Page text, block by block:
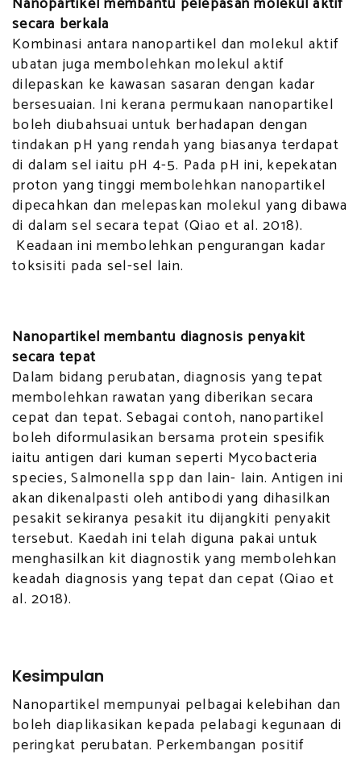
secara berkala
Kombinasi antara nanopartikel dan molekul aktif
ubatan juga membolehkan molekul aktif
dilepaskan ke kawasan sasaran dengan kadar
bersesuaian. Ini kerana permukaan nanopartikel
boleh diubahsuai untuk berhadapan dengan
tindakan pH yang rendah yang biasanya terdapat
di dalam sel iaitu pH 4-5. Pada pH ini, kepekatan
proton yang tinggi membolehkan nanopartikel
dipecahkan dan melepaskan molekul yang dibawa
di dalam sel secara tepat (Qiao et al. 2018).
Keadaan ini membolehkan pengurangan kadar
toksisiti pada sel-sel lain.
Nanopartikel membantu diagnosis penyakit
secara tepat
Dalam bidang perubatan, diagnosis yang tepat
membolehkan rawatan yang diberikan secara
cepat dan tepat. Sebagai contoh, nanopartikel
boleh diformulasikan bersama protein spesifik
iaitu antigen dari kuman seperti Mycobacteria
species, Salmonella spp dan lain- lain. Antigen ini
akan dikenalpasti oleh antibodi yang dihasilkan
pesakit sekiranya pesakit itu dijangkiti penyakit
tersebut. Kaedah ini telah diguna pakai untuk
menghasilkan kit diagnostik yang membolehkan
keadah diagnosis yang tepat dan cepat (Qiao et
al. 2018).
Kesimpulan
Nanopartikel mempunyai pelbagai kelebihan dan
boleh diaplikasikan kepada pelabagi kegunaan di
peringkat perubatan. Perkembangan positif